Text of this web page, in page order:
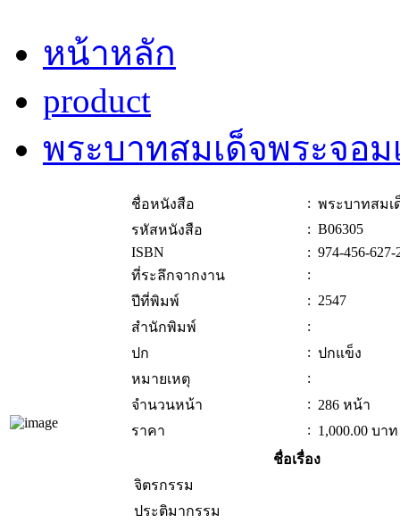
หน้าหลัก
product
พระบาทสมเด็จพระจอม
ชื่อหนังสือ : พระบาทสมเ
รหัสหนังสือ
: B06305
ISBN
: 974-456-627-
ที่ระลึกจากงาน
:
ปีที่พิมพ์
: 2547
สำนักพิมพ์
:
ปก
: ปกแข็ง
หมายเหตุ
:
จำนวนหน้า
: 286 หน้า
ราคา
: 1,000.00 บาท
ชื่อเรื่อง
จิตรกรรม
ประติมากรรม